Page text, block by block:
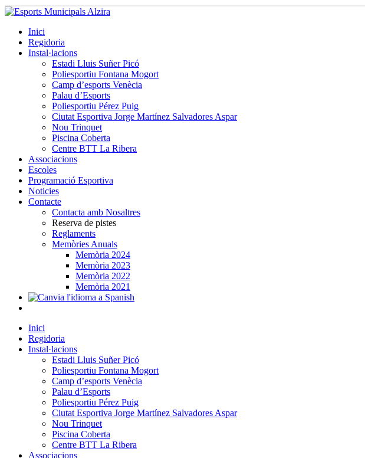
Inici
Regidoria
Instal·lacions
Estadi Lluis Suñer Picó
Poliesportiu Fontana Mogort
Camp d’esports Venècia
Palau d’Esports
Poliesportiu Pérez Puig
Ciutat Esportiva Jorge Martínez Salvadores Aspar
Nou Trinquet
Piscina Coberta
Centre BTT La Ribera
Associacions
Escoles
Programació Esportiva
Noticies
Contacte
Contacta amb Nosaltres
Reserva de pistes
Reglaments
Memòries Anuals
Memòria 2024
Memòria 2023
Memòria 2022
Memòria 2021
Inici
Regidoria
Instal·lacions
Estadi Lluis Suñer Picó
Poliesportiu Fontana Mogort
Camp d’esports Venècia
Palau d’Esports
Poliesportiu Pérez Puig
Ciutat Esportiva Jorge Martínez Salvadores Aspar
Nou Trinquet
Piscina Coberta
Centre BTT La Ribera
Associacions